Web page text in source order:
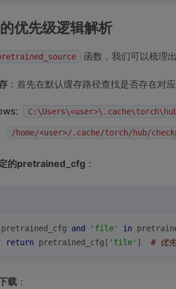
优先级逻辑解析
函数，我们可以梳理
：首先在默认缓存路径查找是否存在对
/home/<user>/.cache/torch/hub/
的pretrained_cfg ：
pretrained_cfg and 'file' in
return pretrained_cfg[ 'file' ] # 优
载 ：